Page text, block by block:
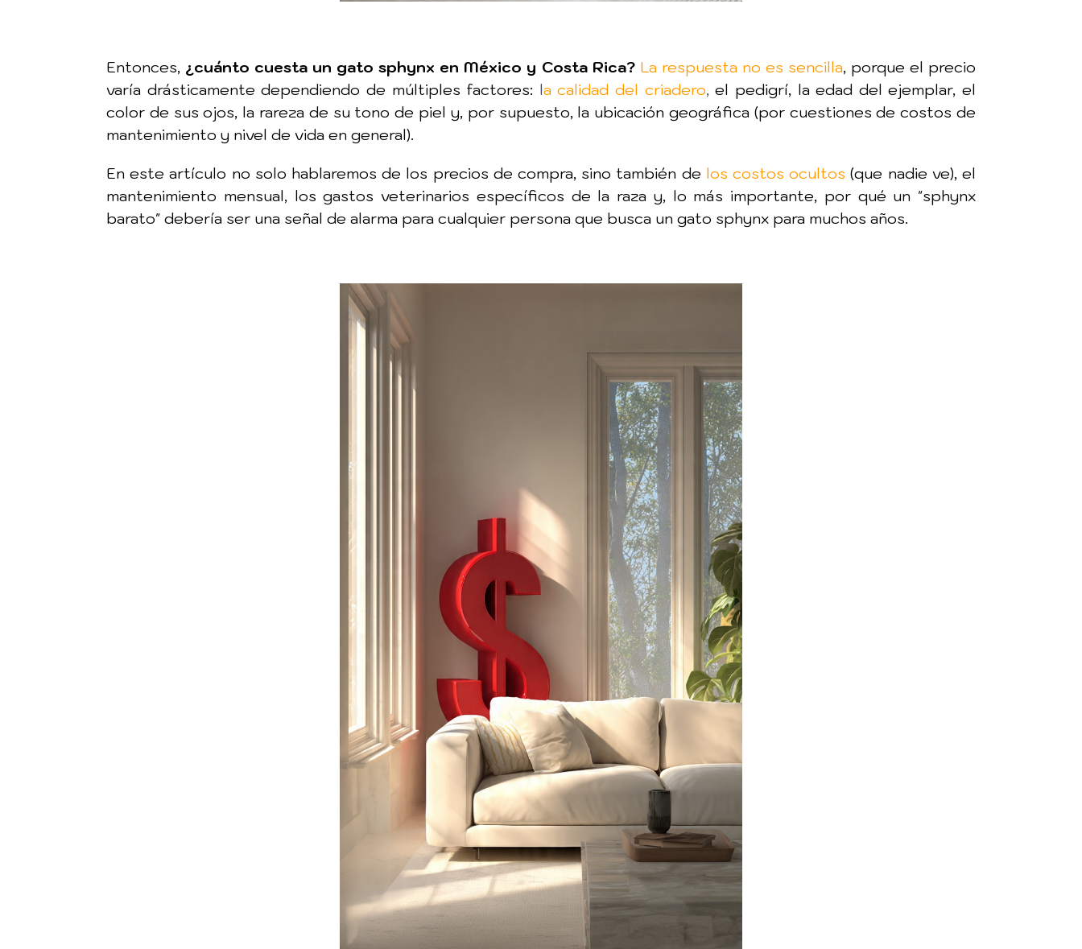
Entonces, ¿cuánto cuesta un gato sphynx en México y Costa Rica? La respuesta no es sencilla, porque el precio
varía drásticamente dependiendo de múltiples factores: la calidad del criadero,el pedigrí, la edad del ejemplar, el
color de sus ojos, la rareza de su tono de piel y, por supuesto, la ubicación geográfica (por cuestiones de costos de
mantenimiento y nivel de vida en general).
En este artículo no solo hablaremos de los precios de compra, sino también de los costos ocultos (que nadie ve), el
mantenimiento mensual, los gastos veterinarios específicos de la raza y, lo más importante, por qué un "sphynx
barato" debería ser una señal de alarma para cualquier persona que busca un gato sphynx para muchos años.